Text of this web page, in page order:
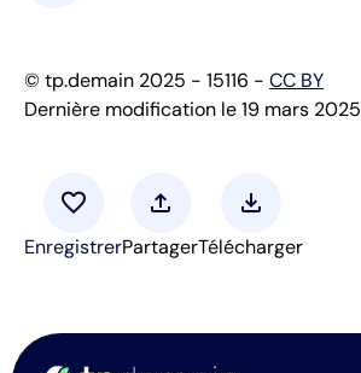
© tp.demain 2025 - 15116 - CC BY
Dernière modification le 19 mars 2025
favorite
Enregistrer
upload
Partager
download
Télécharger